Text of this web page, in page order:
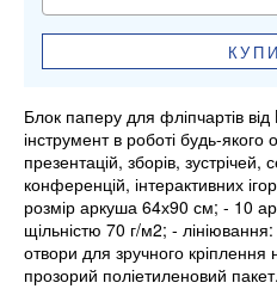
Блок паперу для фліпчартів
інструмент в роботі будь-
презентацій, зборів, зустрічей,
конференцій, інтерактивних
розмір аркуша 64х90 см; - 10
щільністю 70 г/м2; - лініювання:
отвори для зручного кріплення
прозорий поліетиленовий пакет.